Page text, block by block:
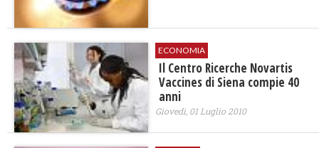
ECONOMIA
Il Centro Ricerche Novartis
Vaccines di Siena compie 40
anni
Giovedì, 01 Luglio 2010